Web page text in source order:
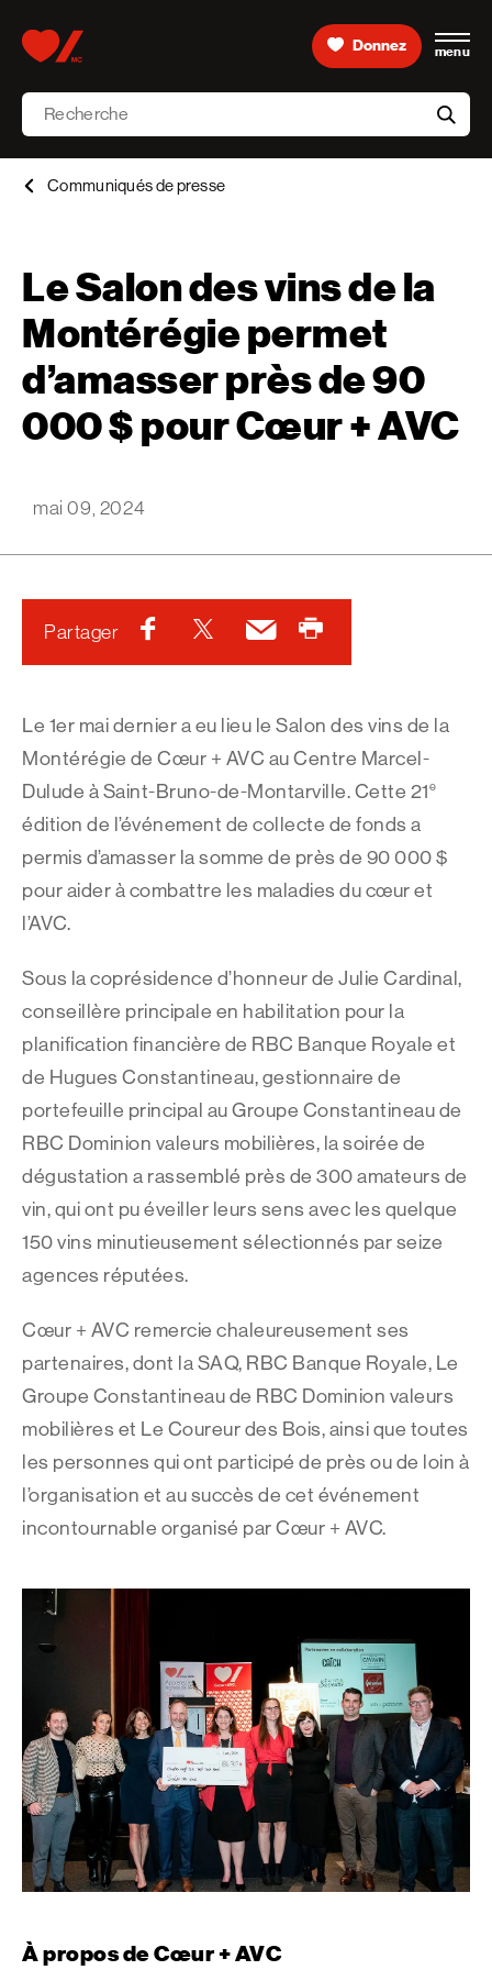
Donnez menu
Recherche
aria-
Communiqués de presse
Le Salon des vins de la
Montérégie permet
d’amasser près de 90
000 $ pour Cœur + AVC
mai 09, 2024
Partager Facebook
TwitterCourriel
Le 1er mai dernier a eu lieu le Salon des vins de la
Montérégie de Cœur + AVC au Centre Marcel-
Dulude à Saint-Bruno-de-Montarville. Cette 21e
édition de l’événement de collecte de fonds a
permis d’amasser la somme de près de 90 000 $
pour aider à combattre les maladies du cœur et
l’AVC.
Sous la coprésidence d’honneur de Julie Cardinal,
conseillère principale en habilitation pour la
planification financière de RBC Banque Royale et
de Hugues Constantineau, gestionnaire de
portefeuille principal au Groupe Constantineau de
RBC Dominion valeurs mobilières, la soirée de
dégustation a rassemblé près de 300 amateurs de
vin, qui ont pu éveiller leurs sens avec les quelque
150 vins minutieusement sélectionnés par seize
agences réputées.
Cœur + AVC remercie chaleureusement ses
partenaires, dont la SAQ, RBC Banque Royale, Le
Groupe Constantineau de RBC Dominion valeurs
mobilières et Le Coureur des Bois, ainsi que toutes
les personnes qui ont participé de près ou de loin à
l’organisation et au succès de cet événement
incontournable organisé par Cœur + AVC.
À propos de Cœur + AVC